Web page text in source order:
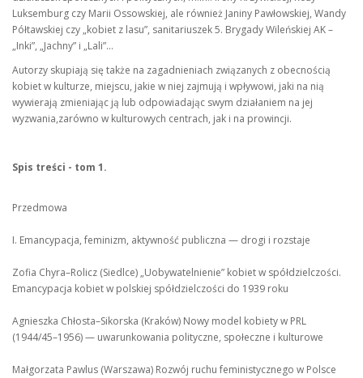
Luksemburg czy Marii Ossowskiej, ale również Janiny Pawłowskiej, Wandy
Półtawskiej czy „kobiet z lasu”, sanitariuszek 5. Brygady Wileńskiej AK –
„Inki”, „Jachny” i „Lali”…
Autorzy skupiają się także na zagadnieniach związanych z obecnością
kobiet w kulturze, miejscu, jakie w niej zajmują i wpływowi, jaki na nią
wywierają zmieniając ją lub odpowiadając swym działaniem na jej
wyzwania,zarówno w kulturowych centrach, jak i na prowincji.
Spis treści - tom 1.
Przedmowa
I. Emancypacja, feminizm, aktywność publiczna — drogi i rozstaje
Zofia Chyra–Rolicz (Siedlce) „Uobywatelnienie” kobiet w spółdzielczości.
Emancypacja kobiet w polskiej spółdzielczości do 1939 roku
Agnieszka Chłosta–Sikorska (Kraków) Nowy model kobiety w PRL
(1944/45–1956) — uwarunkowania polityczne, społeczne i kulturowe
Małgorzata Pawlus (Warszawa) Rozwój ruchu feministycznego w Polsce